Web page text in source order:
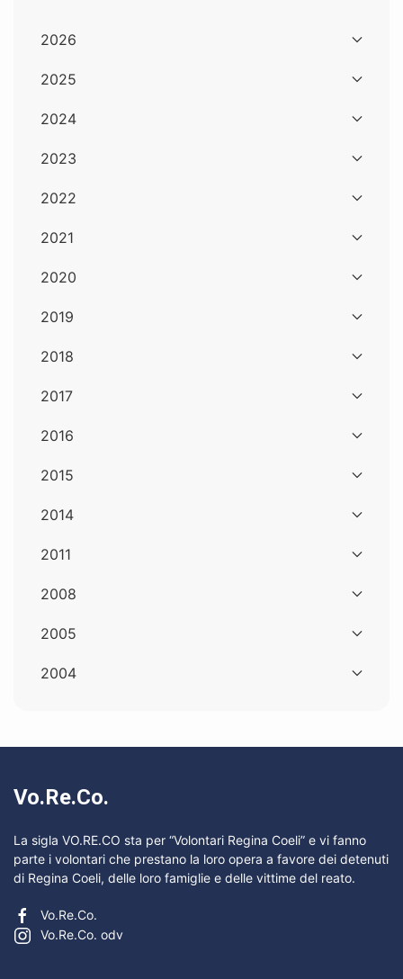
2026
2025
2024
2023
2022
2021
2020
2019
2018
2017
2016
2015
2014
2011
2008
2005
2004
Vo.Re.Co.
La sigla VO.RE.CO sta per “Volontari Regina Coeli” e vi fanno
parte i volontari che prestano la loro opera a favore dei detenuti
di Regina Coeli, delle loro famiglie e delle vittime del reato.
Vo.Re.Co.
Vo.Re.Co. odv